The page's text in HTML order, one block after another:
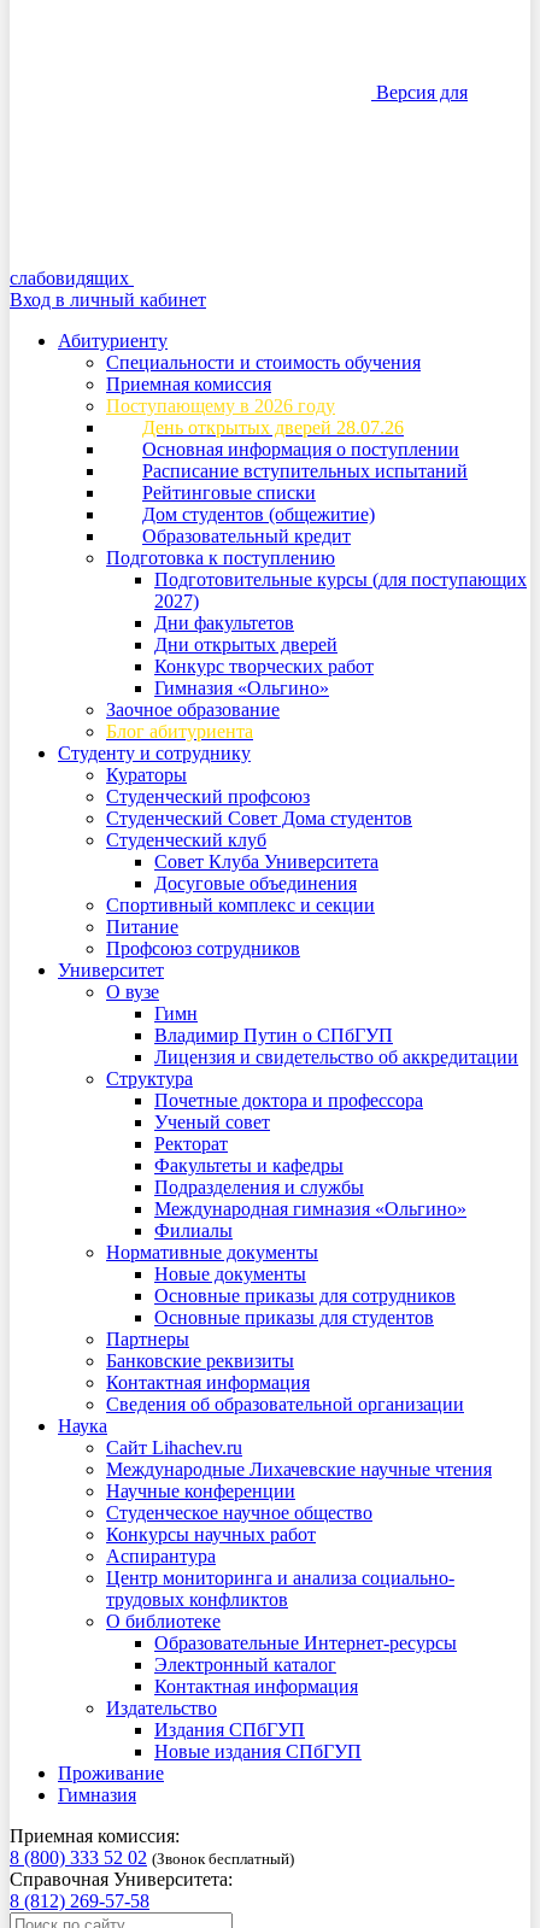
Версия для
слабовидящих
Вход в личный кабинет
Абитуриенту
Специальности и стоимость обучения
Приемная комиссия
Поступающему в 2026 году
День открытых дверей 28.07.26
Основная информация о поступлении
Расписание вступительных испытаний
Рейтинговые списки
Дом студентов (общежитие)
Образовательный кредит
Подготовка к поступлению
Подготовительные курсы (для поступающих
2027)
Дни факультетов
Дни открытых дверей
Конкурс творческих работ
Гимназия «Ольгино»
Заочное образование
Блог абитуриента
Студенту и сотруднику
Кураторы
Студенческий профсоюз
Студенческий Совет Дома студентов
Студенческий клуб
Совет Клуба Университета
Досуговые объединения
Спортивный комплекс и секции
Питание
Профсоюз сотрудников
Университет
О вузе
Гимн
Владимир Путин о СПбГУП
Лицензия и свидетельство об аккредитации
Структура
Почетные доктора и профессора
Ученый совет
Ректорат
Факультеты и кафедры
Подразделения и службы
Международная гимназия «Ольгино»
Филиалы
Нормативные документы
Новые документы
Основные приказы для сотрудников
Основные приказы для студентов
Партнеры
Банковские реквизиты
Контактная информация
Сведения об образовательной организации
Наука
Сайт Lihachev.ru
Международные Лихачевские научные чтения
Научные конференции
Студенческое научное общество
Конкурсы научных работ
Аспирантура
Центр мониторинга и анализа социально-
трудовых конфликтов
О библиотеке
Образовательные Интернет-ресурсы
Электронный каталог
Контактная информация
Издательство
Издания СПбГУП
Новые издания СПбГУП
Проживание
Гимназия
Приемная комиссия:
8 (800) 333 52 02 (Звонок бесплатный)
Справочная Университета:
8 (812) 269-57-58